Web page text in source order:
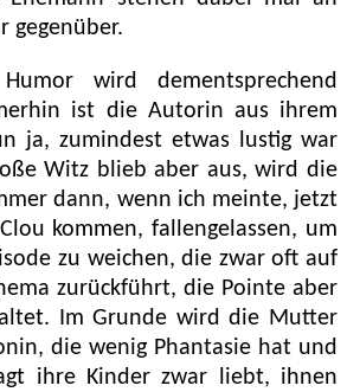
gegenüber.
wird dementsprechend
ist die Autorin aus ihrem
ja, zumindest etwas lustig war
Witz blieb aber aus, wird die
dann, wenn ich meinte, jetzt
kommen, fallengelassen, um
zu weichen, die zwar oft auf
zurückführt, die Pointe aber
Im Grunde wird die Mutter
die wenig Phantasie hat und
ihre Kinder zwar liebt, ihnen